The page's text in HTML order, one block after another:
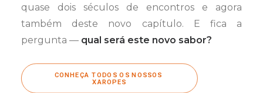
quase dois séculos de encontros e agora
também deste novo capítulo. E fica a
pergunta — qual será este novo sabor?
CONHEÇA TODOS OS NOSSOS
XAROPES